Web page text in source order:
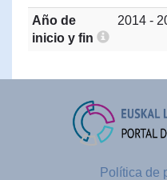
Año de
inicio y fin
2014 -
Política de